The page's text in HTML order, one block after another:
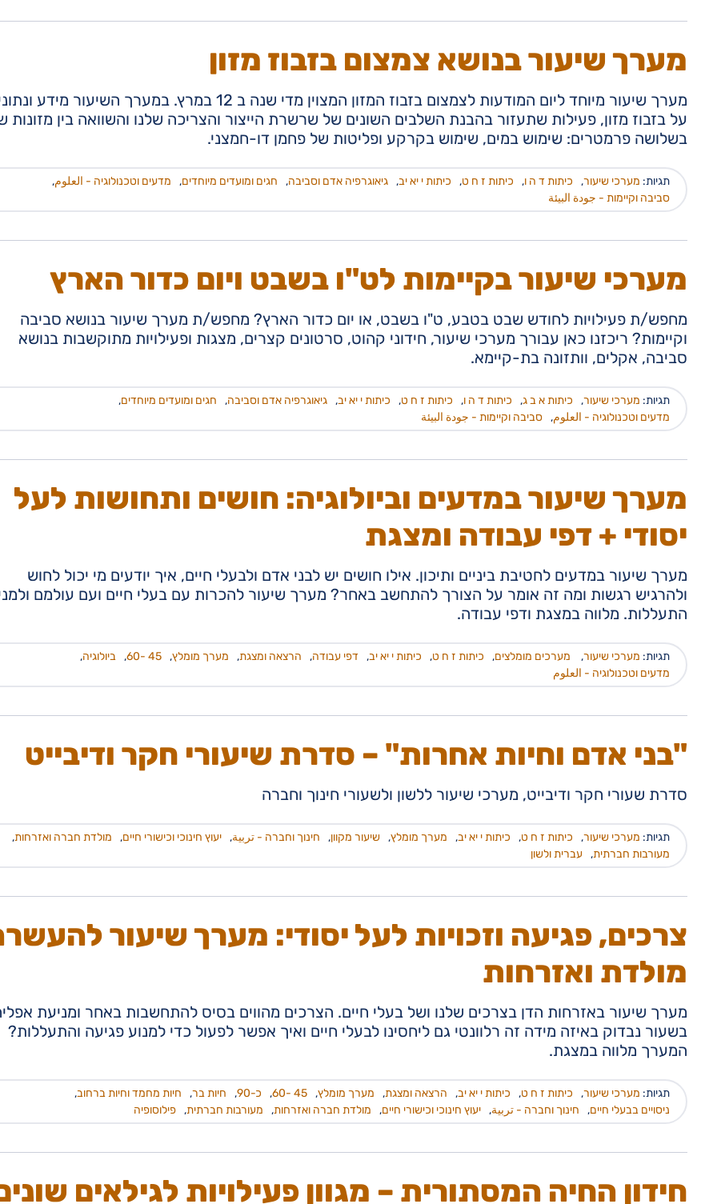
מערך שיעור בנושא צמצום בזבוז מזון
מערך שיעור מיוחד ליום המודעות לצמצום בזבוז המזון המצוין מדי שנה ב 12 במרץ. במערך השיעור מידע
על בזבוז מזון, פעילות שתעזור בהבנת השלבים השונים של שרשרת הייצור והצריכה שלנו והשוואה בין מזונות
בשלושה פרמטרים: שימוש במים, שימוש בקרקע ופליטות של פחמן דו-חמצני.
תגיות: מערכי שיעור, כיתות ד ה ו, כיתות ז ח ט, כיתות י יא יב, גיאוגרפיה אדם וסביבה, חגים ומועדים מיוחדים, מדעים וטכנולוגיה - العلوم,
סביבה וקיימות - جودة البيئة
מערכי שיעור בקיימות לט"ו בשבט ויום כדור הארץ
מחפש/ת פעילויות לחודש שבט בטבע, ט"ו בשבט, או יום כדור הארץ? מחפש/ת מערך שיעור בנושא סביבה
וקיימות? ריכזנו כאן עבורך מערכי שיעור, חידוני קהוט, סרטונים קצרים, מצגות ופעילויות מתוקשבות בנושא
סביבה, אקלים, וותזונה בת-קיימא.
תגיות: מערכי שיעור, כיתות א ב ג, כיתות ד ה ו, כיתות ז ח ט, כיתות י יא יב, גיאוגרפיה אדם וסביבה, חגים ומועדים מיוחדים,
מדעים וטכנולוגיה - العلوم, סביבה וקיימות - جودة البيئة
מערך שיעור במדעים וביולוגיה: חושים ותחושות לעל
יסודי + דפי עבודה ומצגת
מערך שיעור במדעים לחטיבת ביניים ותיכון. אילו חושים יש לבני אדם ולבעלי חיים, איך יודעים מי יכול לחוש
ולהרגיש רגשות ומה זה אומר על הצורך להתחשב באחר? מערך שיעור להכרות עם בעלי חיים ועם עולמם
התעללות. מלווה במצגת ודפי עבודה.
תגיות: מערכי שיעור, מערכים מומלצים, כיתות ז ח ט, כיתות י יא יב, דפי עבודה, הרצאה ומצגת, מערך מומלץ,
45 -60
, ביולוגיה,
מדעים וטכנולוגיה - العلوم
"בני אדם וחיות אחרות" – סדרת שיעורי חקר ודיבייט
סדרת שעורי חקר ודיבייט, מערכי שיעור ללשון ולשעורי חינוך וחברה
תגיות: מערכי שיעור, כיתות ז ח ט, כיתות י יא יב, מערך מומלץ, שיעור מקוון, חינוך וחברה - تربية, יעוץ חינוכי וכישורי חיים, מולדת חברה ואזרחות,
מעורבות חברתית, עברית ולשון
צרכים, פגיעה וזכויות לעל יסודי: מערך שיעור
מולדת ואזרחות
מערך שיעור באזרחות הדן בצרכים שלנו ושל בעלי חיים. הצרכים מהווים בסיס להתחשבות באחר ומניעת
בשעור נבדוק באיזה מידה זה רלוונטי גם ליחסינו לבעלי חיים ואיך אפשר לפעול כדי למנוע פגיעה והתעללות?
המערך מלווה במצגת.
תגיות: מערכי שיעור, כיתות ז ח ט, כיתות י יא יב, הרצאה ומצגת, מערך מומלץ,
45 -60
, כ-90 , חיות בר, חיות מחמד וחיות ברחוב,
ניסויים בבעלי חיים, חינוך וחברה - تربية, יעוץ חינוכי וכישורי חיים, מולדת חברה ואזרחות, מעורבות חברתית, פילוסופיה
חידון החיה המסתורית – מגוון פעילויות לגילאים